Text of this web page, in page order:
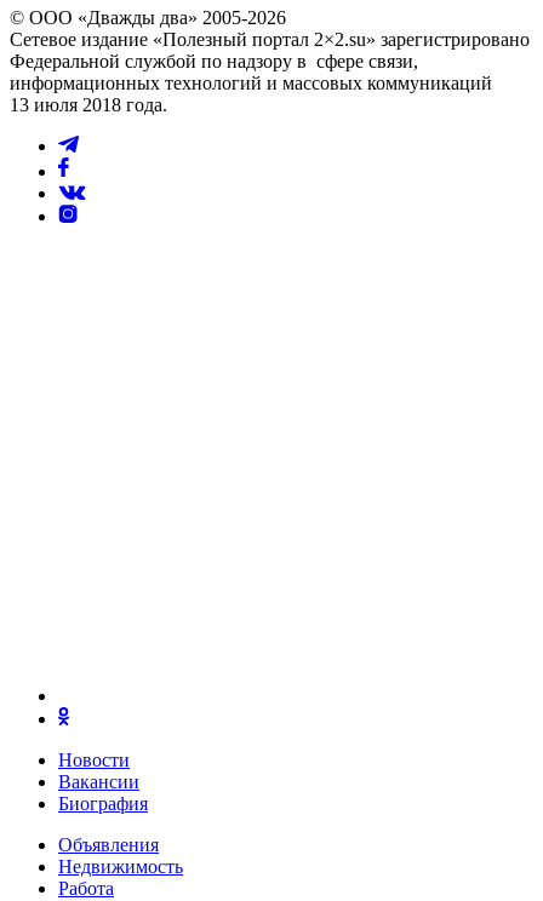
© ООО «Дважды два» 2005-2026
Сетевое издание «Полезный портал 2×2.su» зарегистрировано
Федеральной службой по надзору в сфере связи,
информационных технологий и массовых коммуникаций
13 июля 2018 года.
Новости
Вакансии
Биография
Объявления
Недвижимость
Работа